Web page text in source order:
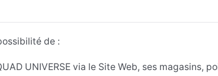
de :
UNIVERSE via le Site Web, ses magasins,